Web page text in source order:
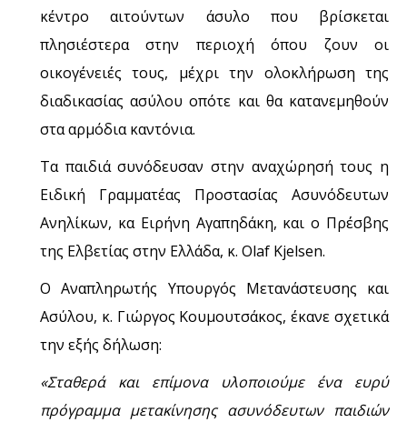
κέντρο αιτούντων άσυλο που βρίσκεται
πλησιέστερα στην περιοχή όπου ζουν οι
οικογένειές τους, μέχρι την ολοκλήρωση της
διαδικασίας ασύλου οπότε και θα κατανεμηθούν
στα αρμόδια καντόνια.
Τα παιδιά συνόδευσαν στην αναχώρησή τους η
Ειδική Γραμματέας Προστασίας Ασυνόδευτων
Ανηλίκων, κα Ειρήνη Αγαπηδάκη, και ο Πρέσβης
της Ελβετίας στην Ελλάδα, κ. Olaf Kjelsen.
Ο Αναπληρωτής Υπουργός Μετανάστευσης και
Ασύλου, κ. Γιώργος Κουμουτσάκος, έκανε σχετικά
την εξής δήλωση:
«Σταθερά και επίμονα υλοποιούμε ένα ευρύ
πρόγραμμα μετακίνησης ασυνόδευτων παιδιών